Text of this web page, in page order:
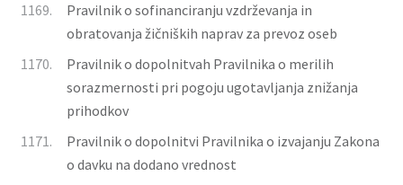
1169.
Pravilnik o sofinanciranju vzdrževanja in
obratovanja žičniških naprav za prevoz oseb
1170.
Pravilnik o dopolnitvah Pravilnika o merilih
sorazmernosti pri pogoju ugotavljanja znižanja
prihodkov
1171.
Pravilnik o dopolnitvi Pravilnika o izvajanju Zakona
o davku na dodano vrednost